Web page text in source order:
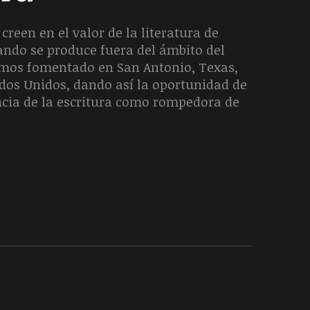
en el valor de la literatura de
se produce fuera del ámbito del
fomentado en San Antonio, Texas,
Unidos, dando así la oportunidad de
de la escritura como rompedora de